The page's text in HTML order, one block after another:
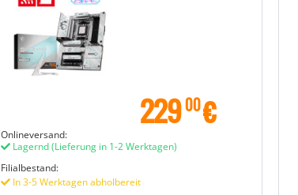
22900€
Onlineversand:
Lagernd(Lieferung in 1-2 Werktagen)
Filialbestand:
In 3-5 Werktagen abholbereit